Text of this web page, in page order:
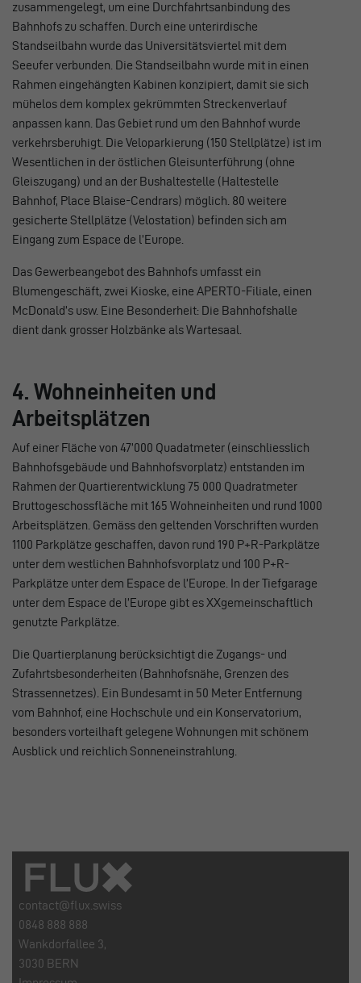
zusammengelegt, um eine Durchfahrtsanbindung des
Bahnhofs zu schaffen. Durch eine unterirdische
Standseilbahn wurde das Universitätsviertel mit dem
Seeufer verbunden. Die Standseilbahn wurde mit in einen
Rahmen eingehängten Kabinen konzipiert, damit sie sich
mühelos dem komplex gekrümmten Streckenverlauf
anpassen kann. Das Gebiet rund um den Bahnhof wurde
verkehrsberuhigt. Die Veloparkierung (150 Stellplätze) ist im
Wesentlichen in der östlichen Gleisunterführung (ohne
Gleiszugang) und an der Bushaltestelle (Haltestelle
Bahnhof, Place Blaise-Cendrars) möglich. 80 weitere
gesicherte Stellplätze (Velostation) befinden sich am
Eingang zum Espace de l’Europe.
Das Gewerbeangebot des Bahnhofs umfasst ein
Blumengeschäft, zwei Kioske, eine APERTO-Filiale, einen
McDonald’s usw. Eine Besonderheit: Die Bahnhofshalle
dient dank grosser Holzbänke als Wartesaal.
4. Wohneinheiten und
Arbeitsplätzen
Auf einer Fläche von 47’000 Quadatmeter (einschliesslich
Bahnhofsgebäude und Bahnhofsvorplatz) entstanden im
Rahmen der Quartierentwicklung 75 000 Quadratmeter
Bruttogeschossfläche mit 165 Wohneinheiten und rund 1000
Arbeitsplätzen. Gemäss den geltenden Vorschriften wurden
1100 Parkplätze geschaffen, davon rund 190 P+R-Parkplätze
unter dem westlichen Bahnhofsvorplatz und 100 P+R-
Parkplätze unter dem Espace de l’Europe. In der Tiefgarage
unter dem Espace de l’Europe gibt es XXgemeinschaftlich
genutzte Parkplätze.
Die Quartierplanung berücksichtigt die Zugangs- und
Zufahrtsbesonderheiten (Bahnhofsnähe, Grenzen des
Strassennetzes). Ein Bundesamt in 50 Meter Entfernung
vom Bahnhof, eine Hochschule und ein Konservatorium,
besonders vorteilhaft gelegene Wohnungen mit schönem
Ausblick und reichlich Sonneneinstrahlung.
contact@flux.swiss
0848 888 888
Wankdorfallee 3,
3030 BERN